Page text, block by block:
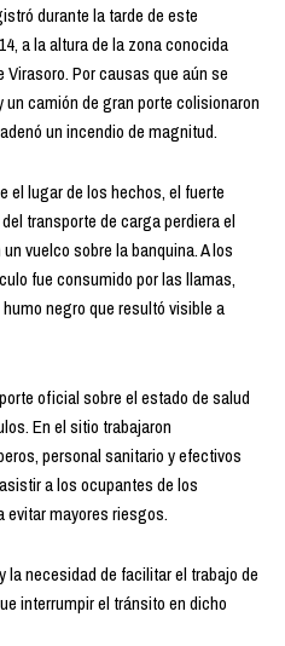
durante la tarde de este
a la altura de la zona conocida
Por causas que aún se
camión de gran porte colisionaron
un incendio de magnitud.
el lugar de los hechos, el fuerte
transporte de carga perdiera el
vuelco sobre la banquina. A los
fue consumido por las llamas,
negro que resultó visible a
oficial sobre el estado de salud
En el sitio trabajaron
personal sanitario y efectivos
a los ocupantes de los
evitar mayores riesgos.
la necesidad de facilitar el trabajo de
interrumpir el tránsito en dicho